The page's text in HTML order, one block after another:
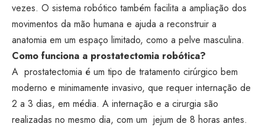
vezes. O sistema robótico também facilita a ampliação dos
movimentos da mão humana e ajuda a reconstruir a
anatomia em um espaço limitado, como a pelve masculina.
Como funciona a prostatectomia robótica?
A prostatectomia é um tipo de tratamento cirúrgico bem
moderno e minimamente invasivo, que requer internação de
2 a 3 dias, em média. A internação e a cirurgia são
realizadas no mesmo dia, com um jejum de 8 horas antes.